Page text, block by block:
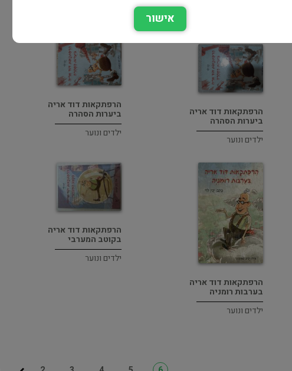
הרפתקאות דוד אריה
ביערות הסהרה
ילדים ונוער
הרפתקאות דוד אריה
ביערות הסהרה
ילדים ונוער
הרפתקאות דוד אריה
בערבות רומניה
ילדים ונוער
הרפתקאות דוד אריה
בקוטב המערבי
ילדים ונוער
אישור